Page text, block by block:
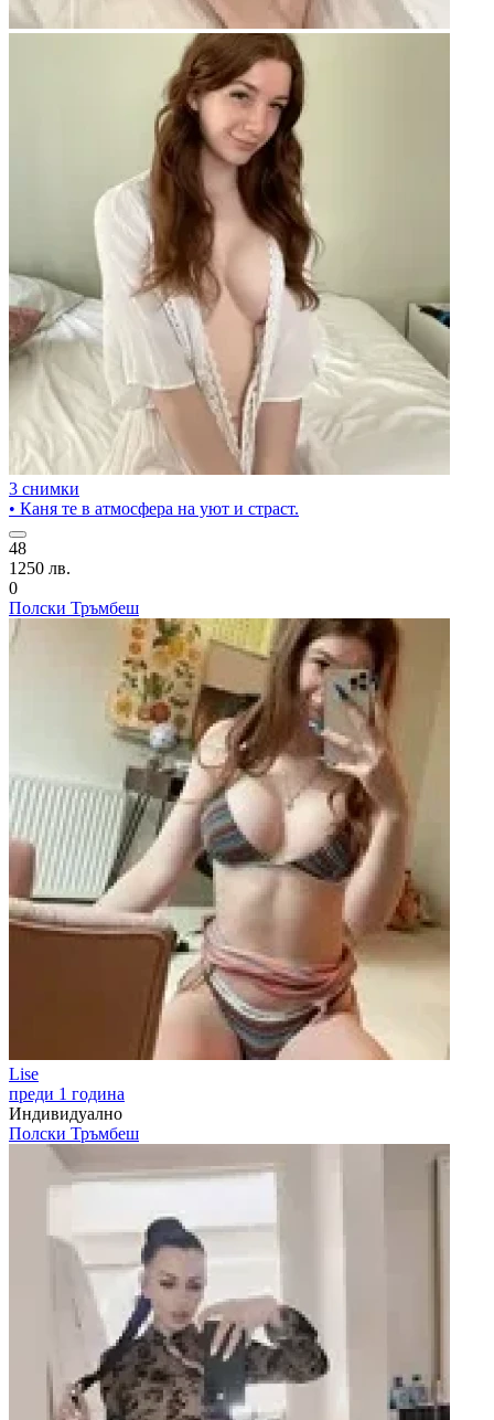
3 снимки
• Каня те в атмосфера на уют и страст.
48
1250 лв.
0
Полски Тръмбеш
Lise
преди 1 година
Индивидуално
Полски Тръмбеш